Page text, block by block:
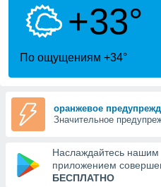
Вы можете
к этому
доступ
+33°
По ощущениям +34°
оранжевое
Значительное
Наслаждайтесь нашим
приложением
БЕСПЛАТНО